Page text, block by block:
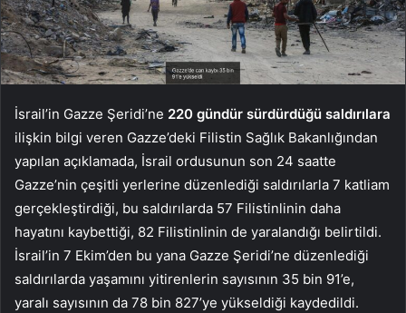
İsrail’in Gazze Şeridi’ne 220 gündür sürdürdüğü saldırılara
ilişkin bilgi veren Gazze’deki Filistin Sağlık Bakanlığından
yapılan açıklamada, İsrail ordusunun son 24 saatte
Gazze’nin çeşitli yerlerine düzenlediği saldırılarla 7 katliam
gerçekleştirdiği, bu saldırılarda 57 Filistinlinin daha
hayatını kaybettiği, 82 Filistinlinin de yaralandığı belirtildi.
İsrail’in 7 Ekim’den bu yana Gazze Şeridi’ne düzenlediği
saldırılarda yaşamını yitirenlerin sayısının 35 bin 91’e,
yaralı sayısının da 78 bin 827’ye yükseldiği kaydedildi.